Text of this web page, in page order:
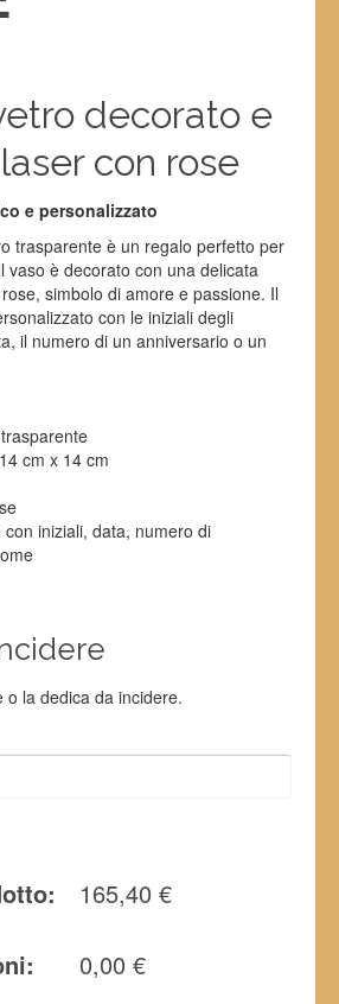
decorato e
con rose
e personalizzato
trasparente è un regalo perfetto per
vaso è decorato con una delicata
simbolo di amore e passione. Il
con le iniziali degli
il numero di un anniversario o un
cm x 14 cm
con iniziali, data, numero di
o la dedica da incidere.
165,40 €
0,00 €